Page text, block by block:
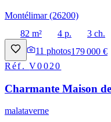
Montélimar (26200)
82 m²
4 p.
3 ch.
11 photos179 000 €
Réf.V0020
Charmante Maison
malataverne